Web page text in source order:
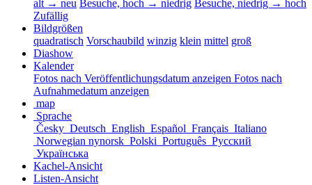
alt → neu Besuche, hoch → niedrig Besuche, niedrig → hoch
Zufällig
Bildgrößen
quadratisch Vorschaubild winzig klein mittel groß
Diashow
Kalender
Fotos nach Veröffentlichungsdatum anzeigen Fotos nach
Aufnahmedatum anzeigen
map
Sprache
Česky Deutsch English Español Français Italiano
Norwegian nynorsk Polski Português Русский
Українська
Kachel-Ansicht
Listen-Ansicht